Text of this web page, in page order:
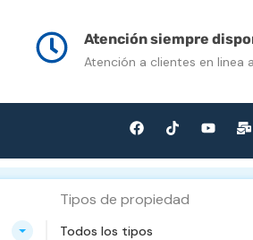
Contacto Multimedia
Atención siempre
Atención a clientes en linea
Tipos de propiedad
Todos los tipos